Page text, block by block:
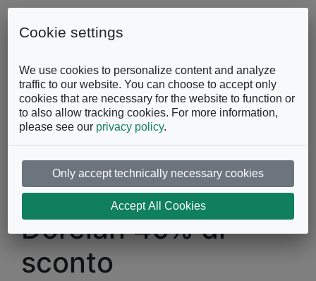
Skip to content
FacebookInstagramYouTube
Black Friday
Dorelan 40% di
sconto
Cookie settings
We use cookies to personalize content and analyze
traffic to our website. You can choose to accept only
cookies that are necessary for the website to function or
to also allow tracking cookies. For more information,
please see our privacy policy.
Only accept technically necessary cookies
Accept All Cookies